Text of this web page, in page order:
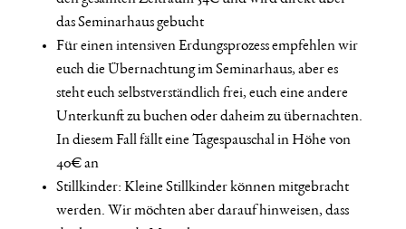
das Seminarhaus gebucht
Für einen intensiven Erdungsprozess empfehlen wir
euch die Übernachtung im Seminarhaus, aber es
steht euch selbstverständlich frei, euch eine andere
Unterkunft zu buchen oder daheim zu übernachten.
In diesem Fall fällt eine Tagespauschal in Höhe von
40€ an
Stillkinder: Kleine Stillkinder können mitgebracht
werden. Wir möchten aber darauf hinweisen, dass